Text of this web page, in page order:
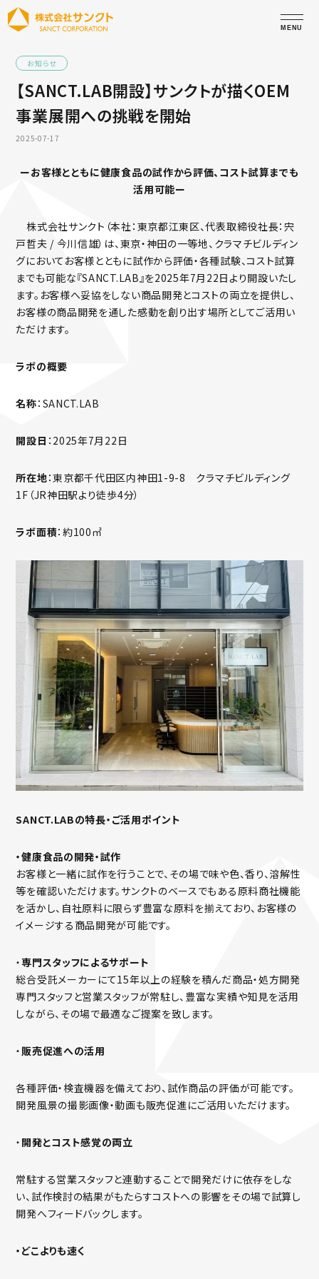
お知らせ
【SANCT.LAB開設】サンクトが描くOEM
事業展開への挑戦を開始
2025-07-17
ーお客様とともに健康食品の試作から評価、コスト試算までも
活用可能ー
株式会社サンクト（本社：東京都江東区、代表取締役社長：宍
戸哲夫 / 今川信雄）は、東京・神田の一等地、クラマチビルディン
グにおいてお客様とともに試作から評価・各種試験、コスト試算
までも可能な『SANCT.LAB』を2025年7月22日より開設いたし
ます。お客様へ妥協をしない商品開発とコストの両立を提供し、
お客様の商品開発を通した感動を創り出す場所としてご活用い
ただけます。
ラボの概要
名称：SANCT.LAB
開設日 ：2025年7月22日
所在地：東京都千代田区内神田1-9-8 クラマチビルディング
1F（JR神田駅より徒歩4分）
ラボ面積：約100㎡
SANCT.LABの特長・ご活用ポイント
・健康食品の開発・試作
お客様と一緒に試作を行うことで、その場で味や色、香り、溶解性
等を確認いただけます。サンクトのベースでもある原料商社機能
を活かし、自社原料に限らず豊富な原料を揃えており、お客様の
イメージする商品開発が可能です。
・専門スタッフによるサポート
総合受託メーカーにて15年以上の経験を積んだ商品・処方開発
専門スタッフと営業スタッフが常駐し、豊富な実績や知見を活用
しながら、その場で最適なご提案を致します。
・ 販売促進への活用
各種評価・検査機器を備えており、試作商品の評価が可能です。
開発風景の撮影画像・動画も販売促進にご活用いただけます。
・ 開発とコスト感覚の両立
常駐する営業スタッフと連動することで開発だけに依存をしな
い、試作検討の結果がもたらすコストへの影響をその場で試算し
開発へフィードバックします。
・どこよりも速く